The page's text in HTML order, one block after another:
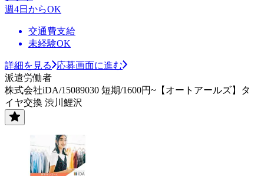
週4日からOK
交通費支給
未経験OK
詳細を見る
応募画面に進む
派遣労働者
株式会社iDA/15089030 短期/1600円~【オートアールズ】タ
イヤ交換 渋川鯉沢